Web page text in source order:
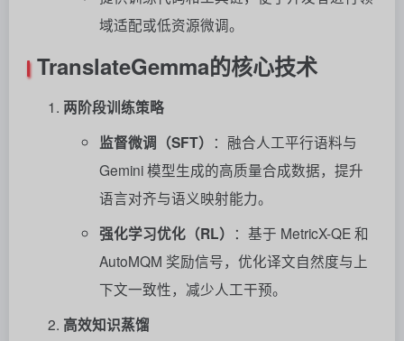
域适配或低资源微调。
TranslateGemma的核心技术
两阶段训练策略
监督微调（SFT） ：融合人工平行语料与
Gemini 模型生成的高质量合成数据，提升
语言对齐与语义映射能力。
强化学习优化（RL） ：基于 MetricX-QE 和
AutoMQM 奖励信号，优化译文自然度与上
下文一致性，减少人工干预。
高效知识蒸馏